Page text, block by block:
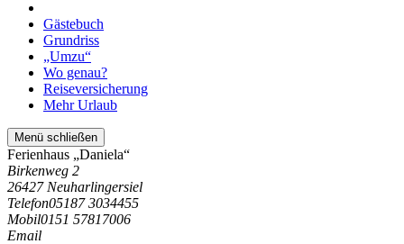
Gästebuch
Grundriss
„Umzu“
Wo genau?
Reiseversicherung
Mehr Urlaub
Menü schließen
Ferienhaus „Daniela“
Birkenweg 2
26427 Neuharlingersiel
Telefon05187 3034455
Mobil0151 57817006
Email